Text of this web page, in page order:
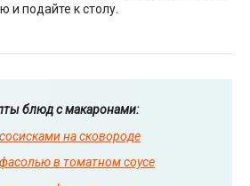
и подайте к столу.
блюд с макаронами:
на сковороде
в томатном соусе